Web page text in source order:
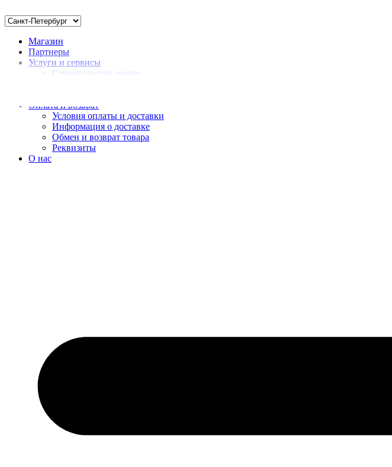
Магазин
Партнеры
Услуги и сервисы
Строительство домов
Оплата и возврат
Условия оплаты и доставки
Информация о доставке
Обмен и возврат товара
Реквизиты
О нас